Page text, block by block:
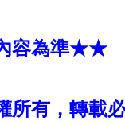
容為準★★
所有，轉載